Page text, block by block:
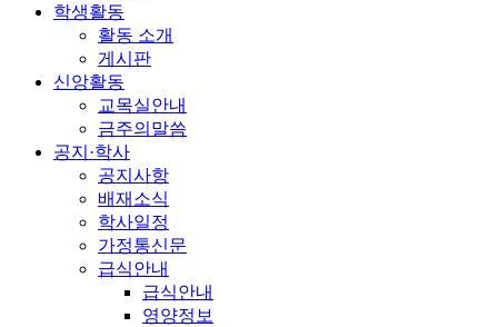
학생활동
활동 소개
게시판
신앙활동
교목실안내
금주의말씀
공지·학사
공지사항
배재소식
학사일정
가정통신문
급식안내
급식안내
영양정보